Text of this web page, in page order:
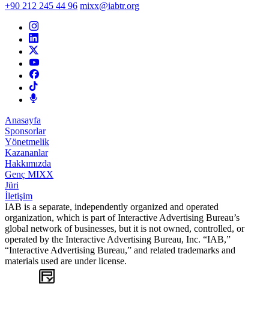
+90 212 245 44 96 mixx@iabtr.org
Anasayfa
Sponsorlar
Yönetmelik
Kazananlar
Hakkımızda
Genç MIXX
Jüri
İletişim
IAB is a separate, independently organized and operated
organization, which is part of Interactive Advertising Bureau’s
global network of businesses, but it is not owned, controlled, or
operated by the Interactive Advertising Bureau, Inc. “IAB,”
“Interactive Advertising Bureau,” and related trademarks and
materials used are under license.